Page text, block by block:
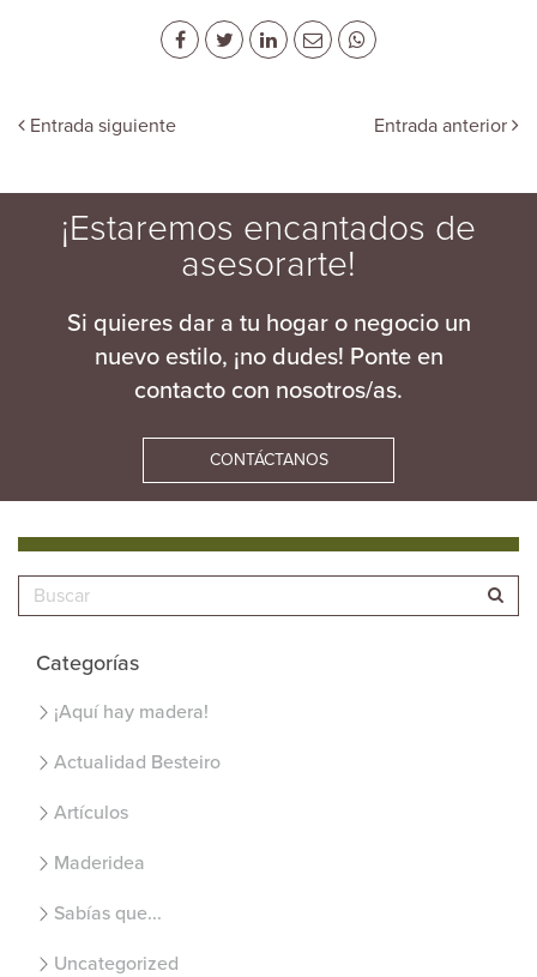
Entrada siguiente Entrada anterior
¡Estaremos encantados de
asesorarte!
Si quieres dar a tu hogar o negocio un
nuevo estilo, ¡no dudes! Ponte en
contacto con nosotros/as.
CONTÁCTANOS
Categorías
¡Aquí hay madera!
Actualidad Besteiro
Artículos
Maderidea
Sabías que...
Uncategorized